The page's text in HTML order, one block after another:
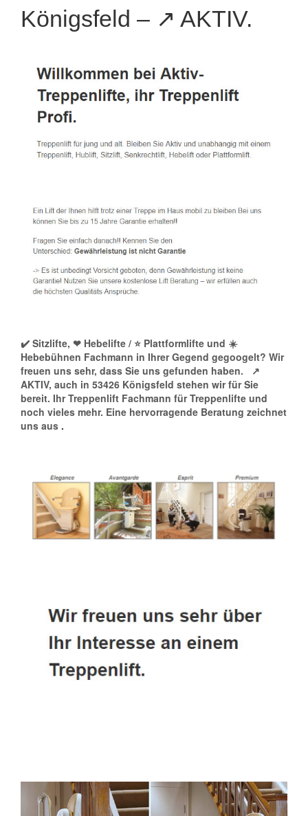
Königsfeld – ↗️ AKTIV.
✔️ Sitzlifte, ❤ Hebelifte / ⭐ Plattformlifte und ☀️
Hebebühnen Fachmann in Ihrer Gegend gegoogelt? Wir
freuen uns sehr, dass Sie uns gefunden haben.
↗️
AKTIV, auch in 53426 Königsfeld stehen wir für Sie
bereit. Ihr Treppenlift Fachmann für Treppenlifte und
noch vieles mehr. Eine hervorragende Beratung zeichnet
uns aus .